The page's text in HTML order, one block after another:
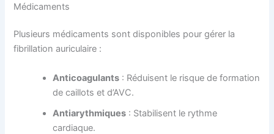
Médicaments
Plusieurs médicaments sont disponibles pour gérer la
fibrillation auriculaire :
Anticoagulants : Réduisent le risque de formation
de caillots et d’AVC.
Antiarythmiques : Stabilisent le rythme
cardiaque.